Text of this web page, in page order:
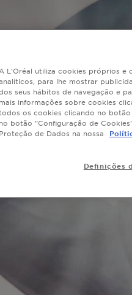
A L'Oréal utiliza cookies próprios e
para lhe mostrar
seus hábitos de navegação e
mais informações sobre cookies
os cookies clicando no
no botão "Configuração de
Proteção de Dados na nossa
Definições